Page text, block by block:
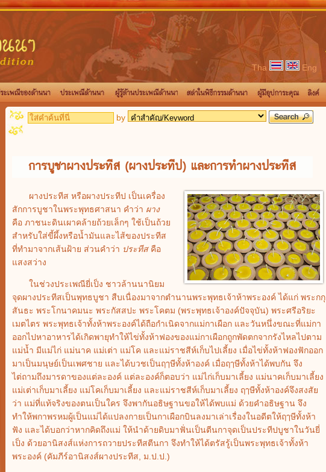
Tha Eng
by
การบูชาผางประทีส (ผางประทีป) และการทำผางประทีส
ผางประทีส หรือผางประทีป เป็นเครื่อง
สักการบูชาในพระพุทธศาสนา คำว่า ผาง
คือ ภาชนะดินเผาคล้ายถ้วยเล็กๆ ใช้เป็นถ้วย
สำหรับใส่ขี้ผึ้งหรือน้ำมันและไส้ของประทีส
ที่ทำมาจากเส้นฝ้าย ส่วนคำว่า ประทีสคือ
แสงสว่าง
ในช่วงประเพณียี่เป็ง ชาวล้านนานิยม
จุดผางประทีสเป็นพุทธบูชา สืบเนื่องมาจากตำนานพระพุทธเจ้าห้าพระองค์ ได้แก่ พระกกุ
สันธะ พระโกนาคมนะ พระกัสสปะ พระโคตม (พระพุทธเจ้าองค์ปัจจุบัน) พระศรีอริยะ
เมตไตร พระพุทธเจ้าทั้งห้าพระองค์ได้ถือกำเนิดจากแม่กาเผือก และวันหนึ่งขณะที่แม่กา
ออกไปหาอาหารได้เกิดพายุทำให้ไข่ทั้งห้าฟองของแม่กาเผือกถูกพัดตกจากรังไหลไปตาม
แม่น้ำ มีแม่ไก่ แม่นาค แม่เต่า แม่โค และแม่ราชสีห์เก็บไปเลี้ยง เมื่อไข่ทั้งห้าฟองฟักออก
มาเป็นมนุษย์เป็นเพศชาย และได้บวชเป็นฤๅษีทั้งห้าองค์ เมื่อฤๅษีทั้งห้าได้พบกัน จึง
ไต่ถามถึงมารดาของแต่ละองค์ แต่ละองค์ก็ตอบว่า แม่ไก่เก็บมาเลี้ยง แม่นาคเก็บมาเลี้ยง
แม่เต่าเก็บมาเลี้ยง แม่โคเก็บมาเลี้ยง และแม่ราชสีห์เก็บมาเลี้ยง ฤๅษีทั้งห้าองค์จึงสงสัย
ว่า แม่ที่แท้จริงของตนเป็นใคร จึงพากันอธิษฐานขอให้ได้พบแม่ ด้วยคำอธิษฐาน จึง
ทำให้พกาพรหมผู้เป็นแม่ได้แปลงกายเป็นกาเผือกบินลงมาเล่าเรื่องในอดีตให้ฤๅษีทั้งห้า
ฟัง และได้บอกว่าหากคิดถึงแม่ ให้นำด้ายดิบมาฟั่นเป็นตีนกาจุดเป็นประทีปบูชาในวันยี่
เป็ง ด้วยอานิสงส์แห่งการถวายประทีสตีนกา จึงทำให้ได้ตรัสรู้เป็นพระพุทธเจ้าทั้งห้า
พระองค์ (คัมภีร์อานิสงส์ผางประทีส, ม.ป.ป.)